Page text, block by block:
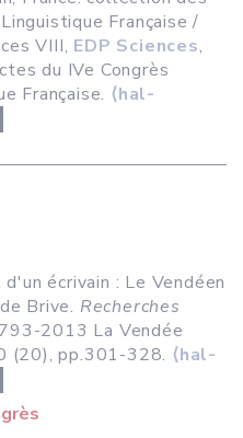
Française /
VIII, EDP Sciences,
du IVe Congrès
Française. ⟨hal-
écrivain : Le Vendéen
Brive. Recherches
2013 La Vendée
(20), pp.301-328. ⟨hal-